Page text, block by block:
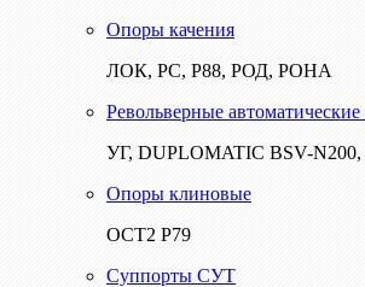
Опоры качения
ЛОК, РС, Р88, РОД, РОНА
Револьверные автоматические
УГ, DUPLOMATIC BSV-
Опоры клиновые
ОСТ2 Р79
Суппорты СУТ